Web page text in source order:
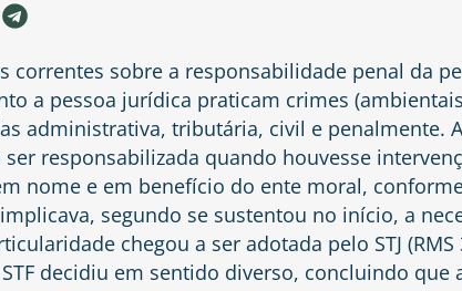
correntes sobre a responsabilidade penal da
a pessoa jurídica praticam crimes
administrativa, tributária, civil e penalmente.
responsabilizada quando houvesse
nome e em benefício do ente moral,
segundo se sustentou no início, a
chegou a ser adotada pelo STJ (RMS
decidiu em sentido diverso, concluindo que